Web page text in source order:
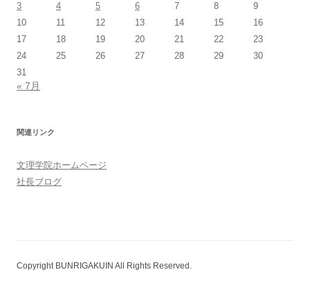
3
4 5 6 7 8
9
10
11 12 13 14 15
16
17
18 19 20 21 22
23
24
25 26 27 28 29
30
31
« 7月
関連リンク
文理学院ホームページ
社長ブログ
Copyright BUNRIGAKUIN All Rights Reserved.